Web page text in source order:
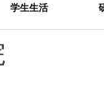
学生生活